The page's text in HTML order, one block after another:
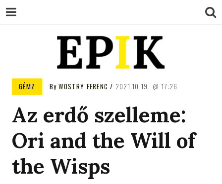
EPIK
GÉMZ ByWOSTRY FERENC 2021.10.19. 17:26
Az erdő szelleme:
Ori and the Will of
the Wisps